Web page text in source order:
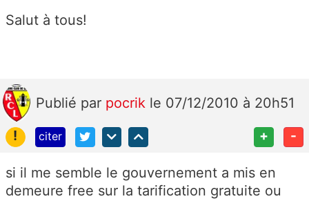
Salut à tous!
Publié par pocrik le 07/12/2010 à 20h51
!
citer + -
si il me semble le gouvernement a mis en
demeure free sur la tarification gratuite ou